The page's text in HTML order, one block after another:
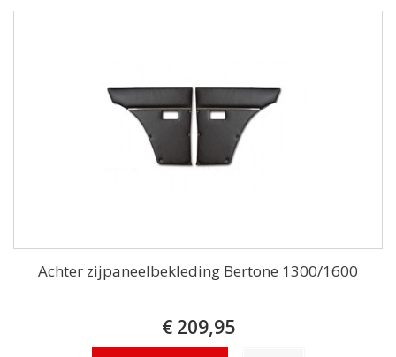
Achter zijpaneelbekleding Bertone 1300/1600
€ 209,95